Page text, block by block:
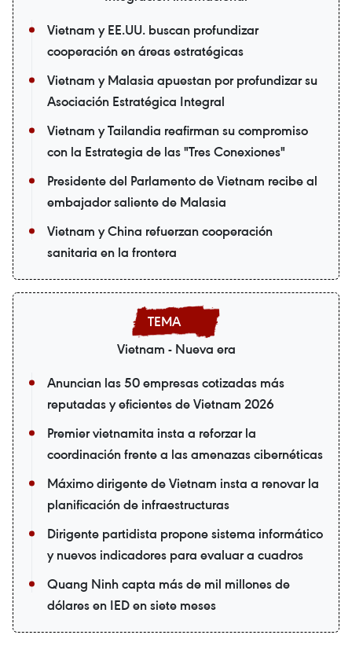
Vietnam y EE.UU. buscan profundizar
cooperación en áreas estratégicas
Vietnam y Malasia apuestan por profundizar su
Asociación Estratégica Integral
Vietnam y Tailandia reafirman su compromiso
con la Estrategia de las "Tres Conexiones"
Presidente del Parlamento de Vietnam recibe al
embajador saliente de Malasia
Vietnam y China refuerzan cooperación
sanitaria en la frontera
Vietnam - Nueva era
Anuncian las 50 empresas cotizadas más
reputadas y eficientes de Vietnam 2026
Premier vietnamita insta a reforzar la
coordinación frente a las amenazas cibernéticas
Máximo dirigente de Vietnam insta a renovar la
planificación de infraestructuras
Dirigente partidista propone sistema informático
y nuevos indicadores para evaluar a cuadros
Quang Ninh capta más de mil millones de
dólares en IED en siete meses